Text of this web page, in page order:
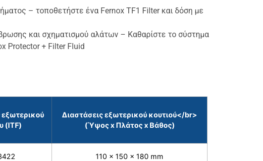
– τοποθετήστε ένα Fernox TF1 Filter και δόση με
και σχηματισμού αλάτων – Καθαρίστε το σύστημα
Protector + Filter Fluid
(ITF)
Διαστάσεις εξωτερικού κουτιού</br>
(Ύψος x Πλάτος x Βάθος)
110 x 150 x 180 mm